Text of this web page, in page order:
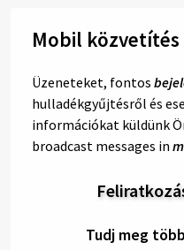
Mobil közvetítés
Üzeneteket, fontos
hulladékgyűjtésről és
információkat küldünk
broadcast messages in
Tudj meg